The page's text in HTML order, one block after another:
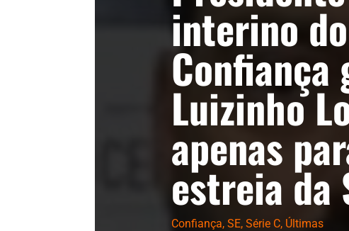
interino do
Confiança
Luizinho
apenas
estreia da
Confiança, SE, Série C, Últimas